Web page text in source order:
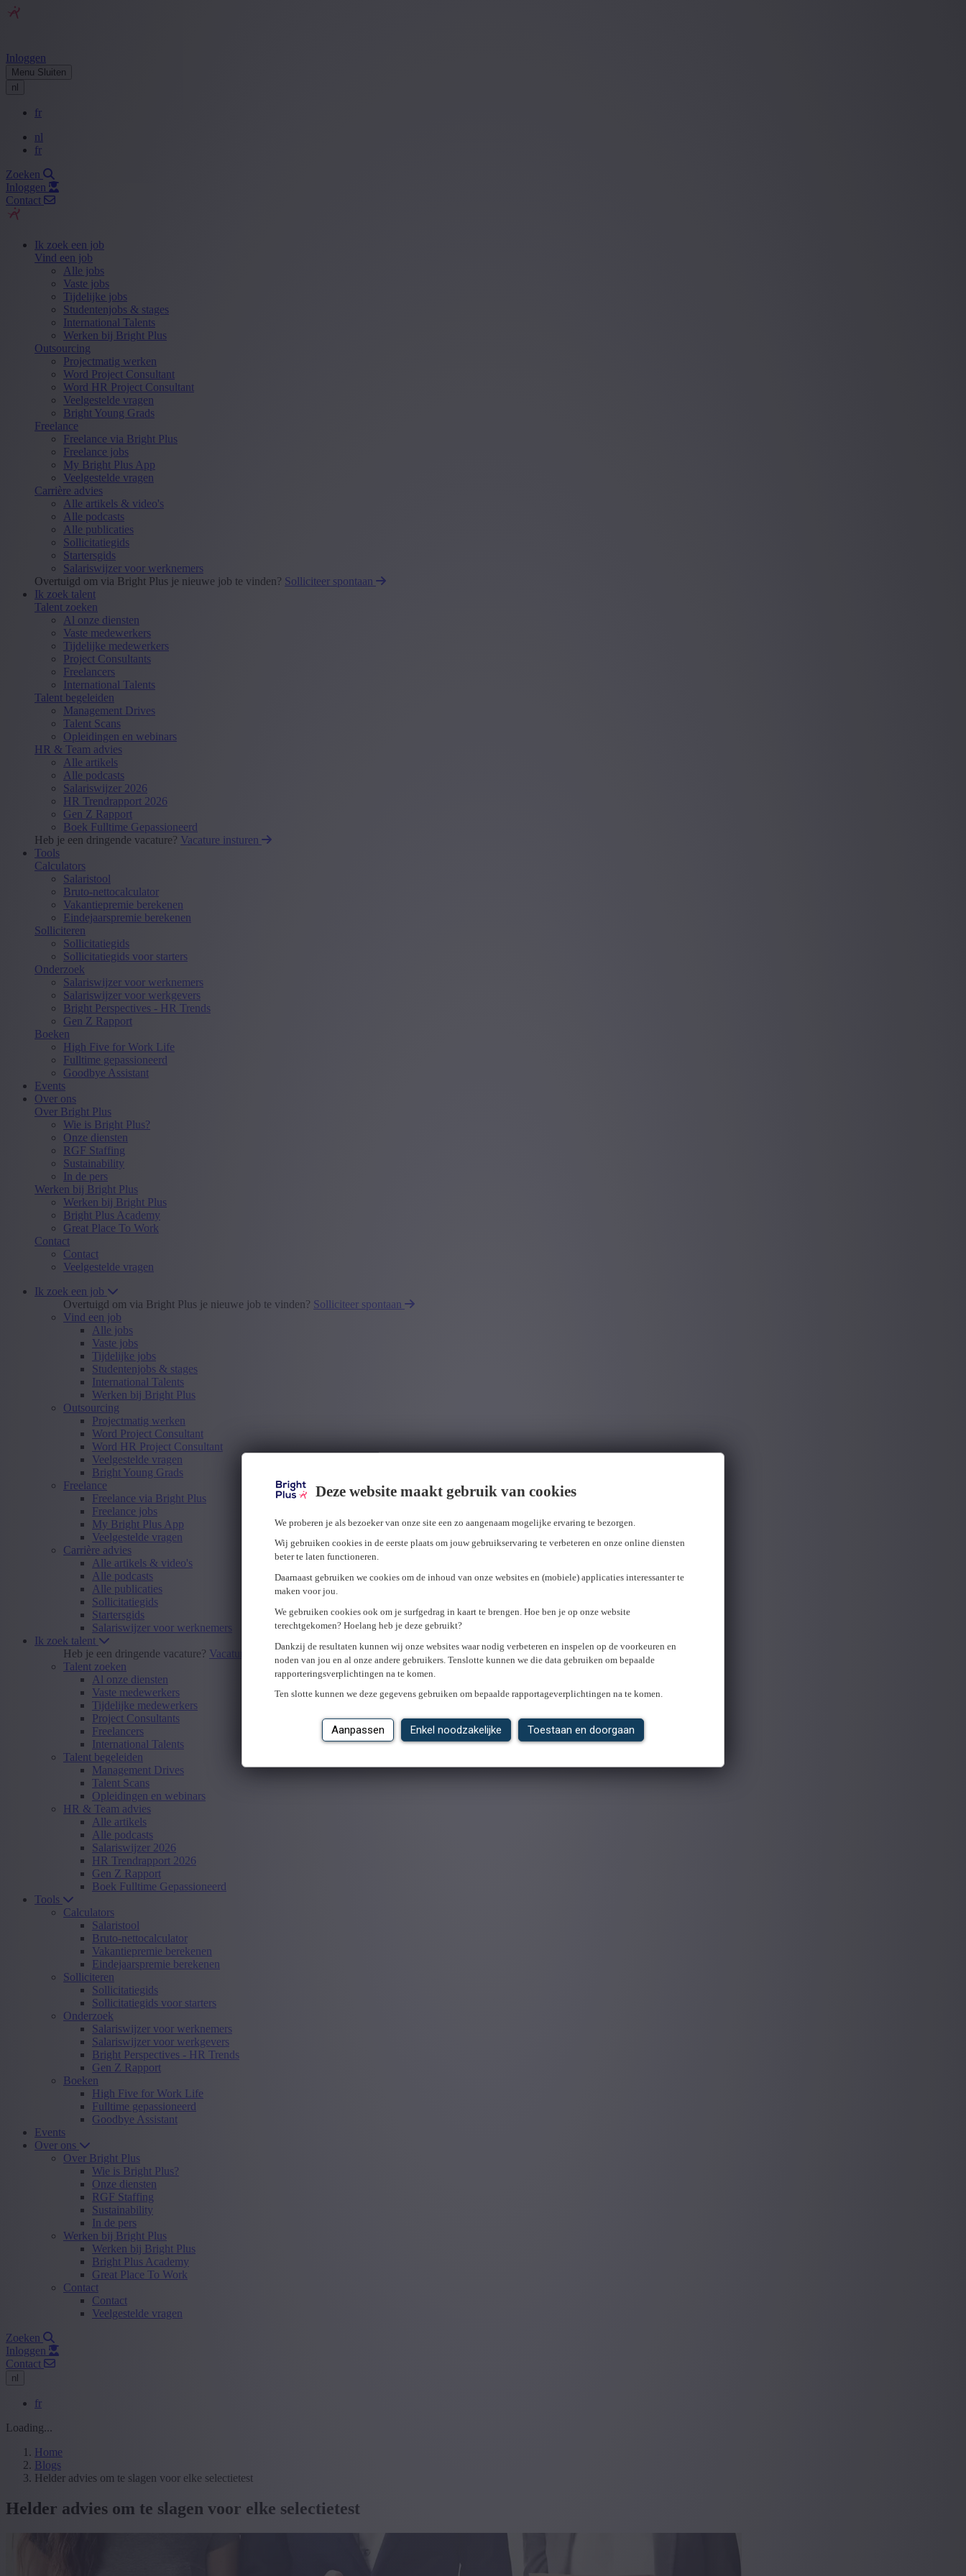
Deze website maakt gebruik van cookies
We proberen je als bezoeker van onze site een zo aangenaam mogelijke ervaring te bezorgen.
Wij gebruiken cookies in de eerste plaats om jouw gebruikservaring te verbeteren en onze online diensten
beter te laten functioneren.
Daarnaast gebruiken we cookies om de inhoud van onze websites en (mobiele) applicaties interessanter te
maken voor jou.
We gebruiken cookies ook om je surfgedrag in kaart te brengen. Hoe ben je op onze website
terechtgekomen? Hoelang heb je deze gebruikt?
Dankzij de resultaten kunnen wij onze websites waar nodig verbeteren en inspelen op de voorkeuren en
noden van jou en al onze andere gebruikers. Tenslotte kunnen we die data gebruiken om bepaalde
rapporteringsverplichtingen na te komen.
Ten slotte kunnen we deze gegevens gebruiken om bepaalde rapportageverplichtingen na te komen.
Aanpassen Enkel noodzakelijke Toestaan en doorgaan
Inloggen
Menu Sluiten
nl
fr
nl
fr
Zoeken
Inloggen
Contact
Ik zoek een job
Vind een job
Alle jobs
Vaste jobs
Tijdelijke jobs
Studentenjobs & stages
International Talents
Werken bij Bright Plus
Outsourcing
Projectmatig werken
Word Project Consultant
Word HR Project Consultant
Veelgestelde vragen
Bright Young Grads
Freelance
Freelance via Bright Plus
Freelance jobs
My Bright Plus App
Veelgestelde vragen
Carrière advies
Alle artikels & video's
Alle podcasts
Alle publicaties
Sollicitatiegids
Startersgids
Salariswijzer voor werknemers
Overtuigd om via Bright Plus je nieuwe job te vinden? Solliciteer spontaan
Ik zoek talent
Talent zoeken
Al onze diensten
Vaste medewerkers
Tijdelijke medewerkers
Project Consultants
Freelancers
International Talents
Talent begeleiden
Management Drives
Talent Scans
Opleidingen en webinars
HR & Team advies
Alle artikels
Alle podcasts
Salariswijzer 2026
HR Trendrapport 2026
Gen Z Rapport
Boek Fulltime Gepassioneerd
Heb je een dringende vacature? Vacature insturen
Tools
Calculators
Salaristool
Bruto-nettocalculator
Vakantiepremie berekenen
Eindejaarspremie berekenen
Solliciteren
Sollicitatiegids
Sollicitatiegids voor starters
Onderzoek
Salariswijzer voor werknemers
Salariswijzer voor werkgevers
Bright Perspectives - HR Trends
Gen Z Rapport
Boeken
High Five for Work Life
Fulltime gepassioneerd
Goodbye Assistant
Events
Over ons
Over Bright Plus
Wie is Bright Plus?
Onze diensten
RGF Staffing
Sustainability
In de pers
Werken bij Bright Plus
Werken bij Bright Plus
Bright Plus Academy
Great Place To Work
Contact
Contact
Veelgestelde vragen
Ik zoek een job
Overtuigd om via Bright Plus je nieuwe job te vinden? Solliciteer spontaan
Vind een job
Alle jobs
Vaste jobs
Tijdelijke jobs
Studentenjobs & stages
International Talents
Werken bij Bright Plus
Outsourcing
Projectmatig werken
Word Project Consultant
Word HR Project Consultant
Veelgestelde vragen
Bright Young Grads
Freelance
Freelance via Bright Plus
Freelance jobs
My Bright Plus App
Veelgestelde vragen
Carrière advies
Alle artikels & video's
Alle podcasts
Alle publicaties
Sollicitatiegids
Startersgids
Salariswijzer voor werknemers
Ik zoek talent
Heb je een dringende vacature? Vacature insturen
Talent zoeken
Al onze diensten
Vaste medewerkers
Tijdelijke medewerkers
Project Consultants
Freelancers
International Talents
Talent begeleiden
Management Drives
Talent Scans
Opleidingen en webinars
HR & Team advies
Alle artikels
Alle podcasts
Salariswijzer 2026
HR Trendrapport 2026
Gen Z Rapport
Boek Fulltime Gepassioneerd
Tools
Calculators
Salaristool
Bruto-nettocalculator
Vakantiepremie berekenen
Eindejaarspremie berekenen
Solliciteren
Sollicitatiegids
Sollicitatiegids voor starters
Onderzoek
Salariswijzer voor werknemers
Salariswijzer voor werkgevers
Bright Perspectives - HR Trends
Gen Z Rapport
Boeken
High Five for Work Life
Fulltime gepassioneerd
Goodbye Assistant
Events
Over ons
Over Bright Plus
Wie is Bright Plus?
Onze diensten
RGF Staffing
Sustainability
In de pers
Werken bij Bright Plus
Werken bij Bright Plus
Bright Plus Academy
Great Place To Work
Contact
Contact
Veelgestelde vragen
Zoeken
Inloggen
Contact
nl
fr
Loading...
Home
Blogs
Helder advies om te slagen voor elke selectietest
Helder advies om te slagen voor elke selectietest